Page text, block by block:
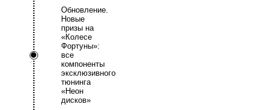
Обновление.
Новые
призы на
«Колесе
Фортуны»:
все
компоненты
эксклюзивного
тюнинга
«Неон
дисков»